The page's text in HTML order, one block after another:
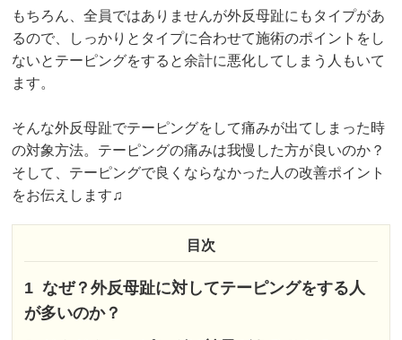
もちろん、全員ではありませんが外反母趾にもタイプがあ
るので、しっかりとタイプに合わせて施術のポイントをし
ないとテーピングをすると余計に悪化してしまう人もいて
ます。
そんな外反母趾でテーピングをして痛みが出てしまった時
の対象方法。テーピングの痛みは我慢した方が良いのか？
そして、テーピングで良くならなかった人の改善ポイント
をお伝えします♫
目次
1 なぜ？外反母趾に対してテーピングをする人
が多いのか？